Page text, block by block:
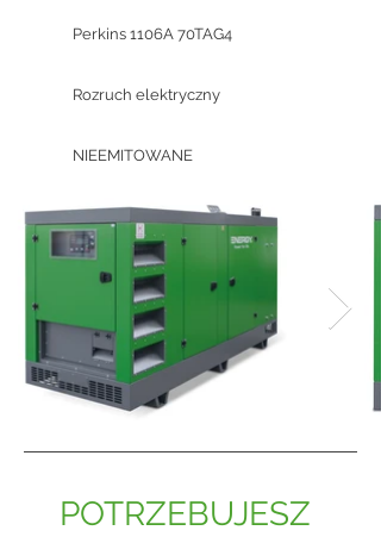
Perkins 1106A 70TAG4
Rozruch elektryczny
NIEEMITOWANE
POTRZEBUJESZ